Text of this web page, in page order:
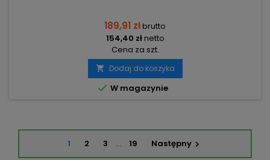
189,91 złbrutto
154,40 złnetto
Cena za szt.
 Dodaj do koszyka
 W magazynie
1 2 3 … 19 Następny 